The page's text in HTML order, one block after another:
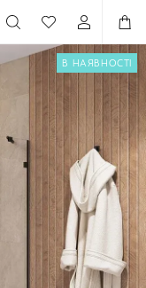
В НАЯВНОСТІ